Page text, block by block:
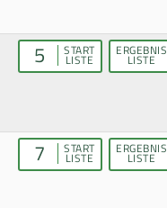
5 START
LISTE
ERGEBNIS
LISTE
7 START
LISTE
ERGEBNIS
LISTE